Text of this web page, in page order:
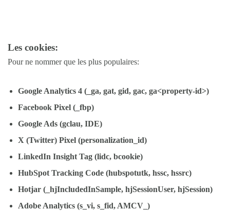
Les cookies:
Pour ne nommer que les plus populaires:
Google Analytics 4 (_ga, gat, gid, gac, ga<property-id>)
Facebook Pixel (_fbp)
Google Ads (gclau, IDE)
X (Twitter) Pixel (personalization_id)
LinkedIn Insight Tag (lidc, bcookie)
HubSpot Tracking Code (hubspotutk, hssc, hssrc)
Hotjar (_hjIncludedInSample, hjSessionUser, hjSession)
Adobe Analytics (s_vi, s_fid, AMCV_)